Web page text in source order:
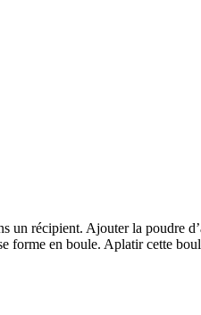
un récipient. Ajouter la poudre
forme en boule. Aplatir cette